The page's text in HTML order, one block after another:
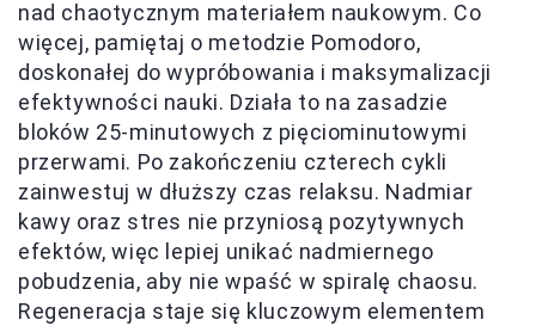
nad chaotycznym materiałem naukowym. Co
więcej, pamiętaj o metodzie Pomodoro,
doskonałej do wypróbowania i maksymalizacji
efektywności nauki. Działa to na zasadzie
bloków 25-minutowych z pięciominutowymi
przerwami. Po zakończeniu czterech cykli
zainwestuj w dłuższy czas relaksu. Nadmiar
kawy oraz stres nie przyniosą pozytywnych
efektów, więc lepiej unikać nadmiernego
pobudzenia, aby nie wpaść w spiralę chaosu.
Regeneracja staje się kluczowym elementem